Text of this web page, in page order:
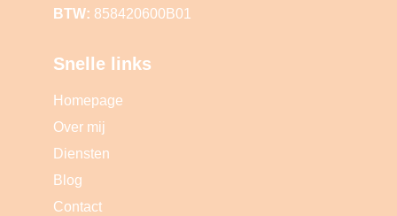
BTW: 858420600B01
Snelle links
Homepage
Over mij
Diensten
Blog
Contact